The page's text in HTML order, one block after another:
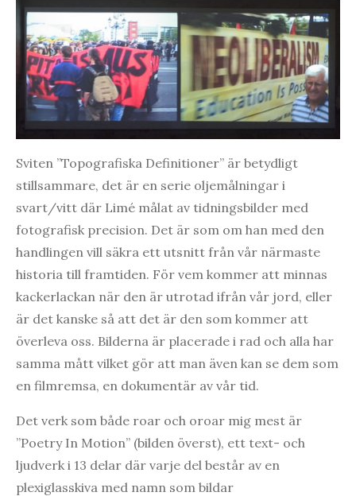
Sviten ”Topografiska Definitioner” är betydligt
stillsammare, det är en serie oljemålningar i
svart/vitt där Limé målat av tidningsbilder med
fotografisk precision. Det är som om han med den
handlingen vill säkra ett utsnitt från vår närmaste
historia till framtiden. För vem kommer att minnas
kackerlackan när den är utrotad ifrån vår jord, eller
är det kanske så att det är den som kommer att
överleva oss. Bilderna är placerade i rad och alla har
samma mått vilket gör att man även kan se dem som
en filmremsa, en dokumentär av vår tid.
Det verk som både roar och oroar mig mest är
”Poetry In Motion” (bilden överst), ett text- och
ljudverk i 13 delar där varje del består av en
plexiglasskiva med namn som bildar